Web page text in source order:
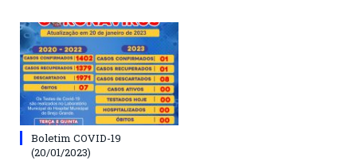
Boletim COVID-19
(20/01/2023)